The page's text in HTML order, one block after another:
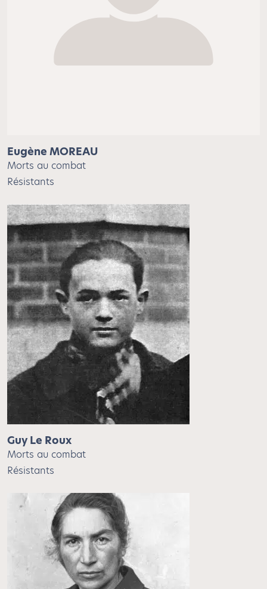
Eugène MOREAU
Morts au combat
Résistants
Guy Le Roux
Morts au combat
Résistants